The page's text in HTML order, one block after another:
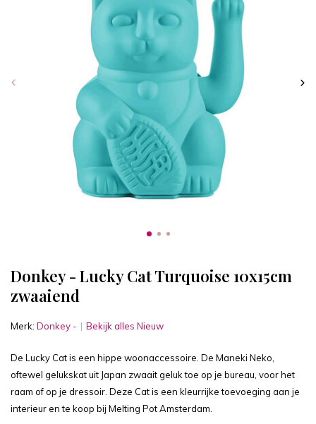
Donkey - Lucky Cat Turquoise 10x15cm
zwaaiend
Merk: Donkey - Bekijk alles Nieuw
De Lucky Cat is een hippe woonaccessoire. De Maneki Neko,
oftewel gelukskat uit Japan zwaait geluk toe op je bureau, voor het
raam of op je dressoir. Deze Cat is een kleurrijke toevoeging aan je
interieur en te koop bij Melting Pot Amsterdam.